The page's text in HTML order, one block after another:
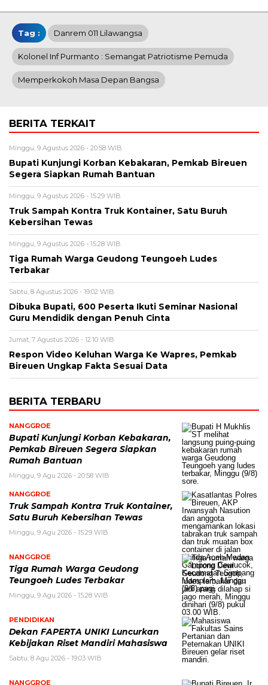
Tag : Danrem 011 Lilawangsa
Kolonel Inf Purmanto : Semangat Patriotisme Pemuda
Memperkokoh Masa Depan Bangsa
BERITA TERKAIT
Minggu, 9 Agustus 2026 - 20:58 WIB
Bupati Kunjungi Korban Kebakaran, Pemkab Bireuen
Segera Siapkan Rumah Bantuan
Minggu, 9 Agustus 2026 - 15:29 WIB
Truk Sampah Kontra Truk Kontainer, Satu Buruh
Kebersihan Tewas
Minggu, 9 Agustus 2026 - 15:28 WIB
Tiga Rumah Warga Geudong Teungoeh Ludes
Terbakar
Sabtu, 8 Agustus 2026 - 19:02 WIB
Dibuka Bupati, 600 Peserta Ikuti Seminar Nasional
Guru Mendidik dengan Penuh Cinta
Jumat, 7 Agustus 2026 - 12:10 WIB
Respon Video Keluhan Warga Ke Wapres, Pemkab
Bireuen Ungkap Fakta Sesuai Data
BERITA TERBARU
NANGGROE
Bupati Kunjungi Korban Kebakaran,
Pemkab Bireuen Segera Siapkan
Rumah Bantuan
Minggu, 9 Agu 2026 - 20:58 WIB
NANGGROE
Truk Sampah Kontra Truk Kontainer,
Satu Buruh Kebersihan Tewas
Minggu, 9 Agu 2026 - 15:29 WIB
NANGGROE
Tiga Rumah Warga Geudong
Teungoeh Ludes Terbakar
Minggu, 9 Agu 2026 - 15:28 WIB
PENDIDIKAN
Dekan FAPERTA UNIKI Luncurkan
Kebijakan Riset Mandiri Mahasiswa
Sabtu, 8 Agu 2026 - 19:03 WIB
NANGGROE